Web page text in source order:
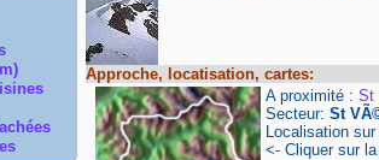
Approche, locatisation, cartes:
A proximité : St
Secteur: St
Localisation sur
<- Cliquer sur